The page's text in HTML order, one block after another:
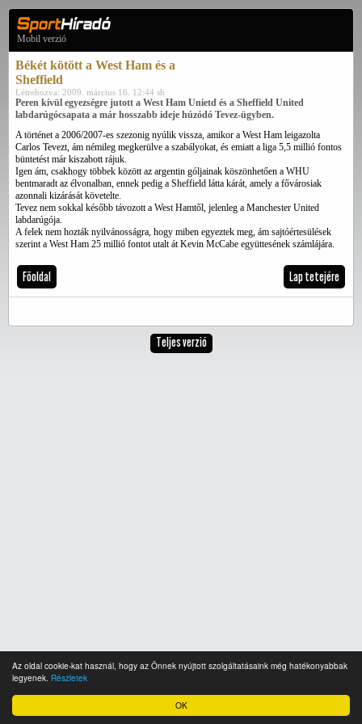
OK
Az oldal cookie-kat használ, hogy az Önnek nyújtott szolgáltatásaink még hatékonyabbak
legyenek. Részletek
Mobil verzió
Békét kötött a West Ham és a
Sheffield
Létrehozva: 2009. március 16. 12:44 sh
Peren kívül egyezségre jutott a West Ham Unietd és a Sheffield United
labdarúgócsapata a már hosszabb ideje húzódó Tevez-ügyben.
A történet a 2006/2007-es szezonig nyúlik vissza, amikor a West Ham leigazolta
Carlos Tevezt, ám némileg megkerülve a szabályokat, és emiatt a liga 5,5 millió fontos
büntetést már kiszabott rájuk.
Igen ám, csakhogy többek között az argentin góljainak köszönhetően a WHU
bentmaradt az élvonalban, ennek pedig a Sheffield látta kárát, amely a fővárosiak
azonnali kizárását követelte.
Tevez nem sokkal később távozott a West Hamtől, jelenleg a Manchester United
labdarúgója.
A felek nem hozták nyilvánosságra, hogy miben egyeztek meg, ám sajtóértesülések
szerint a West Ham 25 millió fontot utalt át Kevin McCabe együttesének számlájára.
Főoldal Lap tetejére
Teljes verzió